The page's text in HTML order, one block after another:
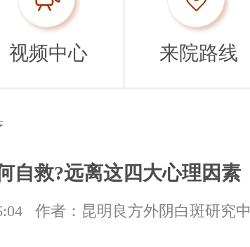
视频中心 来院路线
自救?远离这四大心理因素
作者：昆明良方外阴白斑研究中